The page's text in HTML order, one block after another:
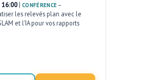
16:00 | CONFÉRENCE –
les relevés plan avec le
et l’IA pour vos rapports